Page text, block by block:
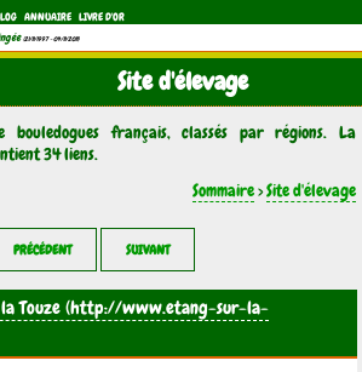
ANNUAIRE LIVRE D'OR
(21/11/1997 - 04/11/2011)
Site d'élevage
bouledogues français, classés par régions. La
34 liens.
Sommaire>Site d'élevage
PRÉCÉDENT SUIVANT
Touze